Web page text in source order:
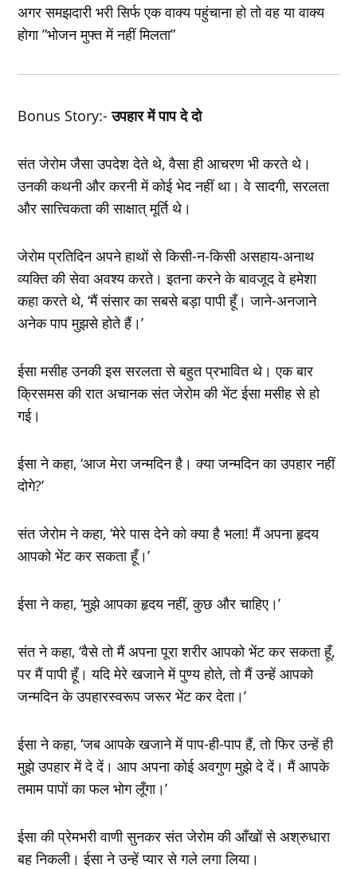
अगर समझदारी भरी सिर्फ एक वाक्‍य पहुंचाना हो तो वह या वाक्‍य
होगा ”भोजन मुफ्त में नहीं मिलता”
Bonus Story:-उपहार में पाप दे दो
संत जेरोम जैसा उपदेश देते थे, वैसा ही आचरण भी करते थे।
उनकी कथनी और करनी में कोई भेद नहीं था। वे सादगी, सरलता
और सात्त्विकता की साक्षात् मूर्ति थे।
जेरोम प्रतिदिन अपने हाथों से किसी-न-किसी असहाय-अनाथ
व्यक्ति की सेवा अवश्य करते। इतना करने के बावजूद वे हमेशा
कहा करते थे, ‘मैं संसार का सबसे बड़ा पापी हूँ। जाने-अनजाने
अनेक पाप मुझसे होते हैं।’
ईसा मसीह उनकी इस सरलता से बहुत प्रभावित थे। एक बार
क्रिसमस की रात अचानक संत जेरोम की भेंट ईसा मसीह से हो
गई।
ईसा ने कहा, ‘आज मेरा जन्मदिन है। क्या जन्मदिन का उपहार नहीं
दोगे?’
संत जेरोम ने कहा, ‘मेरे पास देने को क्या है भला! मैं अपना हृदय
आपको भेंट कर सकता हूँ।’
ईसा ने कहा, ‘मुझे आपका हृदय नहीं, कुछ और चाहिए।’
संत ने कहा, ‘वैसे तो मैं अपना पूरा शरीर आपको भेंट कर सकता हूँ,
पर मैं पापी हूँ। यदि मेरे खजाने में पुण्य होते, तो मैं उन्हें आपको
जन्मदिन के उपहारस्वरूप जरूर भेंट कर देता।’
ईसा ने कहा, ‘जब आपके खजाने में पाप-ही-पाप हैं, तो फिर उन्हें ही
मुझे उपहार में दे दें। आप अपना कोई अवगुण मुझे दे दें। मैं आपके
तमाम पापों का फल भोग लूँगा।’
ईसा की प्रेमभरी वाणी सुनकर संत जेरोम की आँखों से अश्रुधारा
बह निकली। ईसा ने उन्हें प्यार से गले लगा लिया।